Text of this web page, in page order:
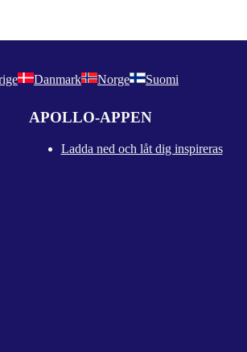
Danmark Norge Suomi
APOLLO-APPEN
Ladda ned och låt dig inspireras